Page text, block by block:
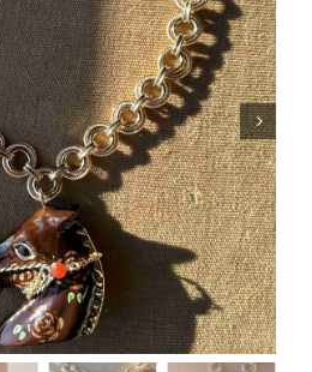
Orecchini
Cinture
A.B.
Home